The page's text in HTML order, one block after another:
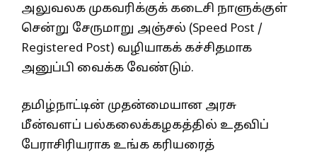
அலுவலக முகவரிக்குக் கடைசி நாளுக்குள்
சென்று சேருமாறு அஞ்சல் (Speed Post /
Registered Post) வழியாகக் கச்சிதமாக
அனுப்பி வைக்க வேண்டும்.
தமிழ்நாட்டின் முதன்மையான அரசு
மீன்வளப் பல்கலைக்கழகத்தில் உதவிப்
பேராசிரியராக உங்க கரியரைத்